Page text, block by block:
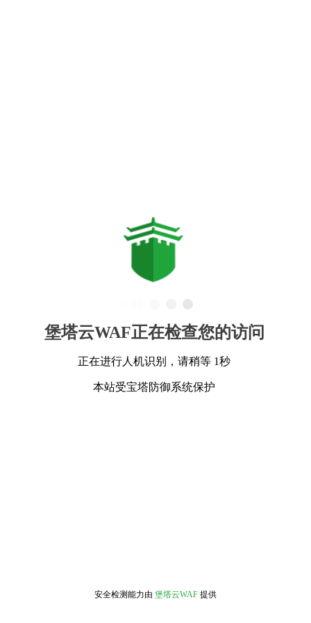
堡塔云WAF正在检查您的访问
正在进行人机识别，请稍等 1秒
本站受宝塔防御系统保护
安全检测能力由 堡塔云WAF 提供